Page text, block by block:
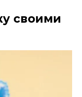
своими